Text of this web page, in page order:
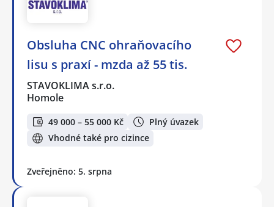
Obsluha CNC ohraňovacího
lisu s praxí - mzda až 55 tis.
STAVOKLIMA s.r.o.
Homole
49 000 – 55 000 Kč
Plný úvazek
Vhodné také pro cizince
Zveřejněno: 5. srpna